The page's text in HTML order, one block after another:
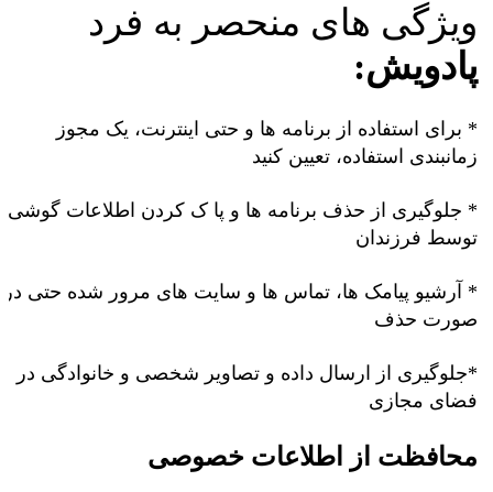
ویژگی های منحصر به فرد
پادویش:
* برای استفاده از برنامه ها و حتی اینترنت، یک مجوز
زمانبندی استفاده، تعیین کنید
* جلوگیری از حذف برنامه ها و پا ک کردن اطلاعات گوشی
توسط فرزندان
* آرشیو پیامک ها، تماس ها و سایت های مرور شده حتی در
صورت حذف
*جلوگیری از ارسال داده و تصاویر شخصی و خانوادگی در
فضای مجازی
محافظت از اطلاعات خصوصی